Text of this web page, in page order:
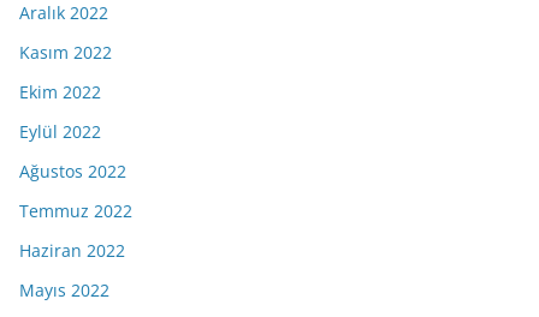
Aralık 2022
Kasım 2022
Ekim 2022
Eylül 2022
Ağustos 2022
Temmuz 2022
Haziran 2022
Mayıs 2022